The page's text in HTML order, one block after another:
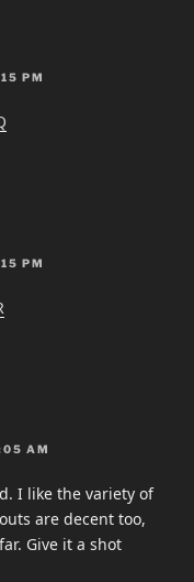
PM
PM
AM
I like the variety of
are decent too,
Give it a shot